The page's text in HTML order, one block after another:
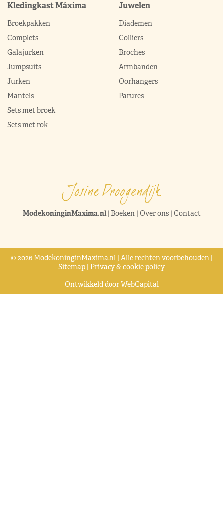
Kledingkast Máxima
Broekpakken
Complets
Galajurken
Jumpsuits
Jurken
Mantels
Sets met broek
Sets met rok
Juwelen
Diademen
Colliers
Broches
Armbanden
Oorhangers
Parures
ModekoninginMaxima.nl| Boeken | Over ons| Contact
© 2026 ModekoninginMaxima.nl | Alle rechten voorbehouden |
Sitemap | Privacy & cookie policy
Ontwikkeld doorWebCapital